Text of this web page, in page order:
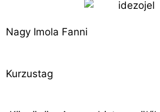
Nagy Imola Fanni
Kurzustag